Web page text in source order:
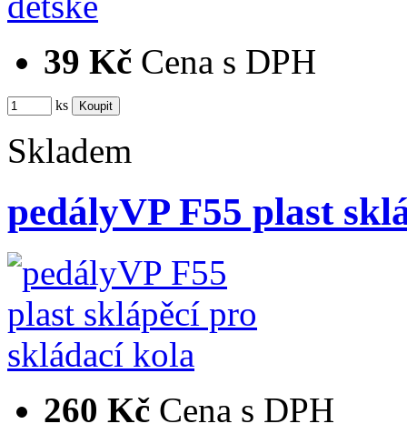
39 Kč Cena s DPH
ks
Skladem
pedályVP F55 plast
260 Kč Cena s DPH